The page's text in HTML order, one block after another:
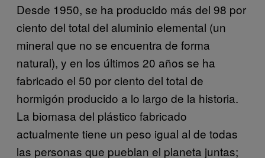
Desde 1950, se ha producido más del 98 por
ciento del total del aluminio elemental (un
mineral que no se encuentra de forma
natural), y en los últimos 20 años se ha
fabricado el 50 por ciento del total de
hormigón producido a lo largo de la historia.
La biomasa del plástico fabricado
actualmente tiene un peso igual al de todas
las personas que pueblan el planeta juntas;